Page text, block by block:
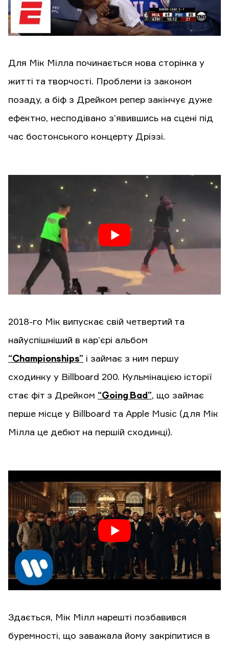
Для Мік Мілла починається нова сторінка у
житті та творчості. Проблеми із законом
позаду, а біф з Дрейком репер закінчує дуже
ефектно, несподівано з’явившись на сцені під
час бостонського концерту Дріззі.
2018-го Мік випускає свій четвертий та
найуспішніший в кар’єрі альбом
“Championships” і займає з ним першу
сходинку у Billboard 200. Кульмінацією історії
стає фіт з Дрейком “Going Bad”, що займає
перше місце у Billboard та Apple Music (для Мік
Мілла це дебют на першій сходинці).
Здається, Мік Мілл нарешті позбавився
буремності, що заважала йому закріпитися в